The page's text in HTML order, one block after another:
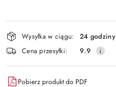
Wyślij
Dostępność
i
dostawa
Wysyłka w ciągu:
24 godziny
Cena przesyłki:
9.9
Pobierz produkt do PDF